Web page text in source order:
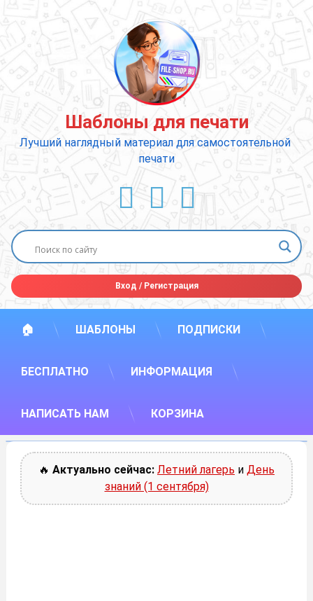
содержимому
Шаблоны для печати
Лучший наглядный материал для самостоятельной
печати
ВКонтакте
YouTube
E-mail
Вход /Регистрация
🏠 ШАБЛОНЫ ПОДПИСКИ
БЕСПЛАТНО ИНФОРМАЦИЯ
НАПИСАТЬ НАМ КОРЗИНА
🔥 Актуально сейчас: Летний лагерь и День
знаний (1 сентября)